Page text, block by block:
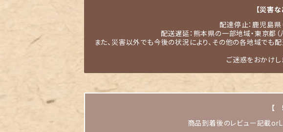
【災害
配達停止：鹿児島県
配送遅延：熊本県の一部地域・東京都（
また、災害以外でも今後の状況により、その他の各地域でも
ご迷惑をおかけし
【
商品到着後のレビュー記載